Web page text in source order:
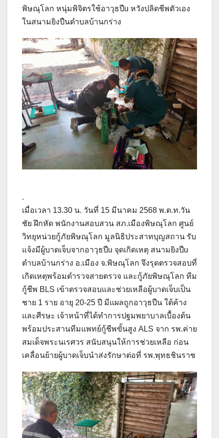
พิษณุโลก หนุ่มพิจิตรใช้อาวุธปืu หวังปลิดชีพตัวเอง
ในสนามยิงปืนตำบลบ้านกร่าง
.
เมื่อเวลา 13.30 น. วันที่ 15 มีนาคม 2568 พ.ต.ท.วัน
ชัย ฝึกหัด พนักงานสอบสวน สภ.เมืองพิษณุโลก ศูนย์
วิทยุหน่วยกู้ภัยพิษณุโลก มูลนิธิประสาทบุญสถาน รับ
แจ้งมีผู้บาดเจ็บจากอาวุธปืu จุดเกิดเหตุ สนามยิงปืu
ตำบลบ้านกร่าง อ.เมือง จ.พิษณุโลก จึงรุดตรวจสอบที่
เกิดเหตุพร้อมตำรวจสายตรวจ และกู้ภัยพิษณุโลก ทีม
กู้ชีพ BLS เข้าตรวจสอบและช่วยเหลือผู้บาดเจ็บเป็น
ชาย 1 ราย อายุ 20-25 ปี มีแผลถูกอาวุธปืน ใต้ค้าง
และศีรษะ เจ้าหน้าที่ได้ทำการปฐมพยาบาลเบื้องต้น
พร้อมประสานทีมแพทย์กู้ชีพขั้นสูง ALS จาก รพ.ค่าย
สมเด็จพระนเรศวร สนับสนุนให้การช่วยเหลือ ก่อน
เคลื่อนย้ายผู้บาดเจ็บนำส่งรักษาต่อที่ รพ.พุทธชินราช